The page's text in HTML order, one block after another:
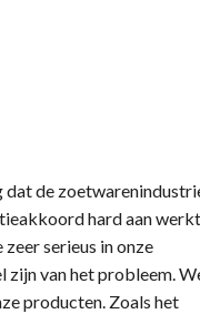
dat de
hard aan
serieus in onze
zijn van het probleem.
producten. Zoals het